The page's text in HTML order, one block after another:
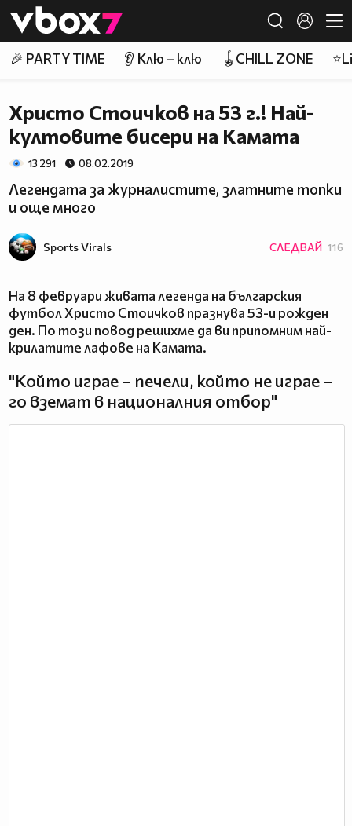
👾
🎉 PARTY TIME 👂 Клю – клю 🪀CHILL ZONE
Христо Стоичков на 53 г.! Най-
култовите бисери на Камата
13 291 08.02.2019
Легендата за журналистите, златните топки
и още много
Sports Virals СЛЕДВАЙ 116
На 8 февруари живата легенда на българския
футбол Христо Стоичков празнува 53-и рожден
ден. По този повод решихме да ви припомним най-
крилатите лафове на Камата.
"Който играе – печели, който не играе –
го вземат в националния отбор"